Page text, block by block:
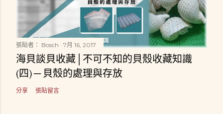
張貼者： Bosch 7月 16, 2017
海貝談貝收藏│不可不知的貝殼收藏知識
(四) ─ 貝殼的處理與存放
分享 張貼留言